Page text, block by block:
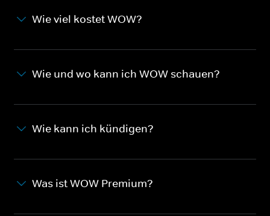
Wie viel kostet WOW?
Wie und wo kann ich WOW schauen?
Wie kann ich kündigen?
Was ist WOW Premium?